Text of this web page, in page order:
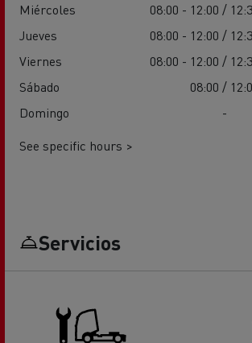
Miércoles
08:00 - 12:00 /
Jueves
08:00 - 12:00 /
Viernes
08:00 - 12:00 /
Sábado
08:00 /
Domingo
-
See specific hours >
Servicios